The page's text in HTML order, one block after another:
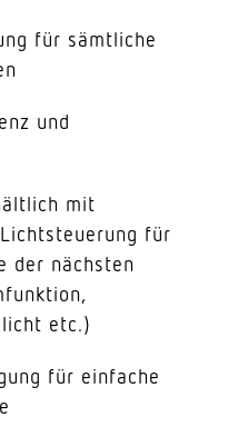
für sämtliche
und
mit
für
der nächsten
etc.)
für einfache